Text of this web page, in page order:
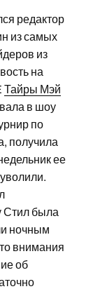
редактор
из самых
из
на
Тайры Мэй
в шоу
по
получила
ее
Стил была
ночным
внимания
об